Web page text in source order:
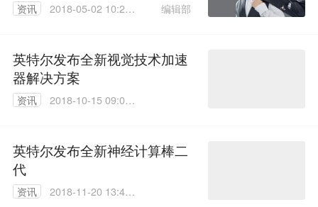
资讯
2018-05-02 10:27:
编辑部
英特尔发布全新视觉技术加速
器解决方案
资讯
2018-10-15 09:04:
英特尔发布全新神经计算棒二
代
资讯
2018-11-20 13:41: